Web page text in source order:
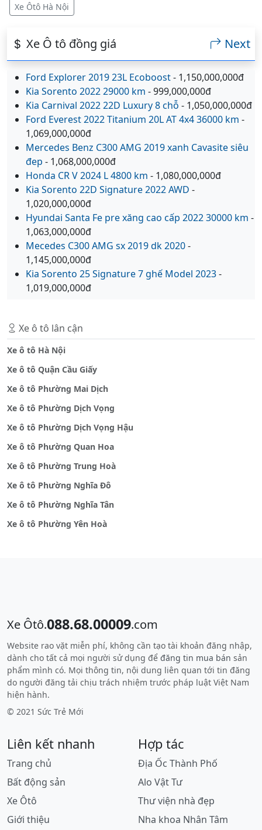
Xe Ôtô Hà Nội
Xe Ô tô đồng giá Next
Ford Explorer 2019 23L Ecoboost- 1,150,000,000đ
Kia Sorento 2022 29000 km - 999,000,000đ
Kia Carnival 2022 22D Luxury 8 chỗ - 1,050,000,000đ
Ford Everest 2022 Titanium 20L AT 4x4 36000 km -
1,069,000,000đ
Mercedes Benz C300 AMG 2019 xanh Cavasite siêu
đep - 1,068,000,000đ
Honda CR V 2024 L 4800 km - 1,080,000,000đ
Kia Sorento 22D Signature 2022 AWD -
1,020,000,000đ
Hyundai Santa Fe pre xăng cao cấp 2022 30000 km -
1,063,000,000đ
Mecedes C300 AMG sx 2019 dk 2020-
1,145,000,000đ
Kia Sorento 25 Signature 7 ghế Model 2023-
1,019,000,000đ
Xe ô tô lân cận
Xe ô tô Hà Nội
Xe ô tô Quận Cầu Giấy
Xe ô tô Phường Mai Dịch
Xe ô tô Phường Dịch Vọng
Xe ô tô Phường Dịch Vọng Hậu
Xe ô tô Phường Quan Hoa
Xe ô tô Phường Trung Hoà
Xe ô tô Phường Nghĩa Đô
Xe ô tô Phường Nghĩa Tân
Xe ô tô Phường Yên Hoà
Xe Ôtô.088.68.00009.com
Website rao vặt miễn phí, không cần tạo tài khoản đăng nhập,
dành cho tất cả mọi người sử dụng để đăng tin mua bán sản
phẩm mình có. Mọi thông tin, nội dung liên quan tới tin đăng
do người đăng tải chịu trách nhiệm trước pháp luật Việt Nam
hiện hành.
© 2021 Sức Trẻ Mới
Liên kết nhanh
Trang chủ
Bất động sản
Xe Ôtô
Giới thiệu
Hợp tác
Địa Ốc Thành Phố
Alo Vật Tư
Thư viện nhà đẹp
Nha khoa Nhân Tâm